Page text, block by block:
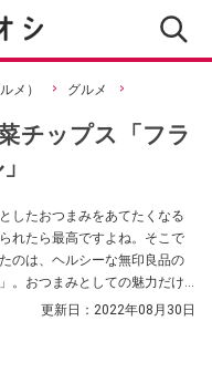
メ） グルメ
チップス「フラ
したおつまみをあてたくなる
れたら最高ですよね。そこで
のは、ヘルシーな無印良品の
。おつまみとしての魅力だけ
更新日： 2022年08月30日